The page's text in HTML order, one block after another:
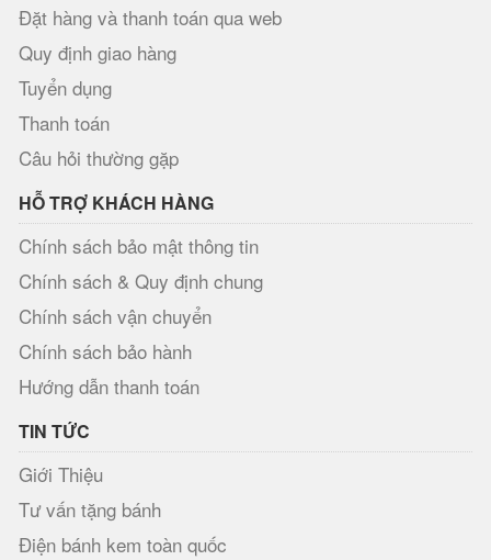
Đặt hàng và thanh toán qua web
Quy định giao hàng
Tuyển dụng
Thanh toán
Câu hỏi thường gặp
HỖ TRỢ KHÁCH HÀNG
Chính sách bảo mật thông tin
Chính sách & Quy định chung
Chính sách vận chuyển
Chính sách bảo hành
Hướng dẫn thanh toán
TIN TỨC
Giới Thiệu
Tư vấn tặng bánh
Điện bánh kem toàn quốc